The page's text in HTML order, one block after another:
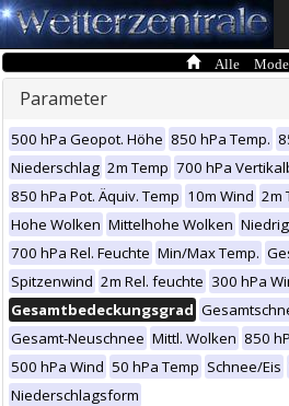
Alle
Parameter
500 hPa Geopot. Höhe 850 hPa Temp.
Niederschlag 2m Temp 700 hPa
850 hPa Pot. Äquiv. Temp 10m Wind 2m
Hohe Wolken Mittelhohe Wolken
700 hPa Rel. Feuchte Min/Max Temp.
Spitzenwind 2m Rel. feuchte 300 hPa
Gesamtbedeckungsgrad
Gesamt-Neuschnee Mittl. Wolken 850
500 hPa Wind 50 hPa Temp Schnee/Eis
Niederschlagsform